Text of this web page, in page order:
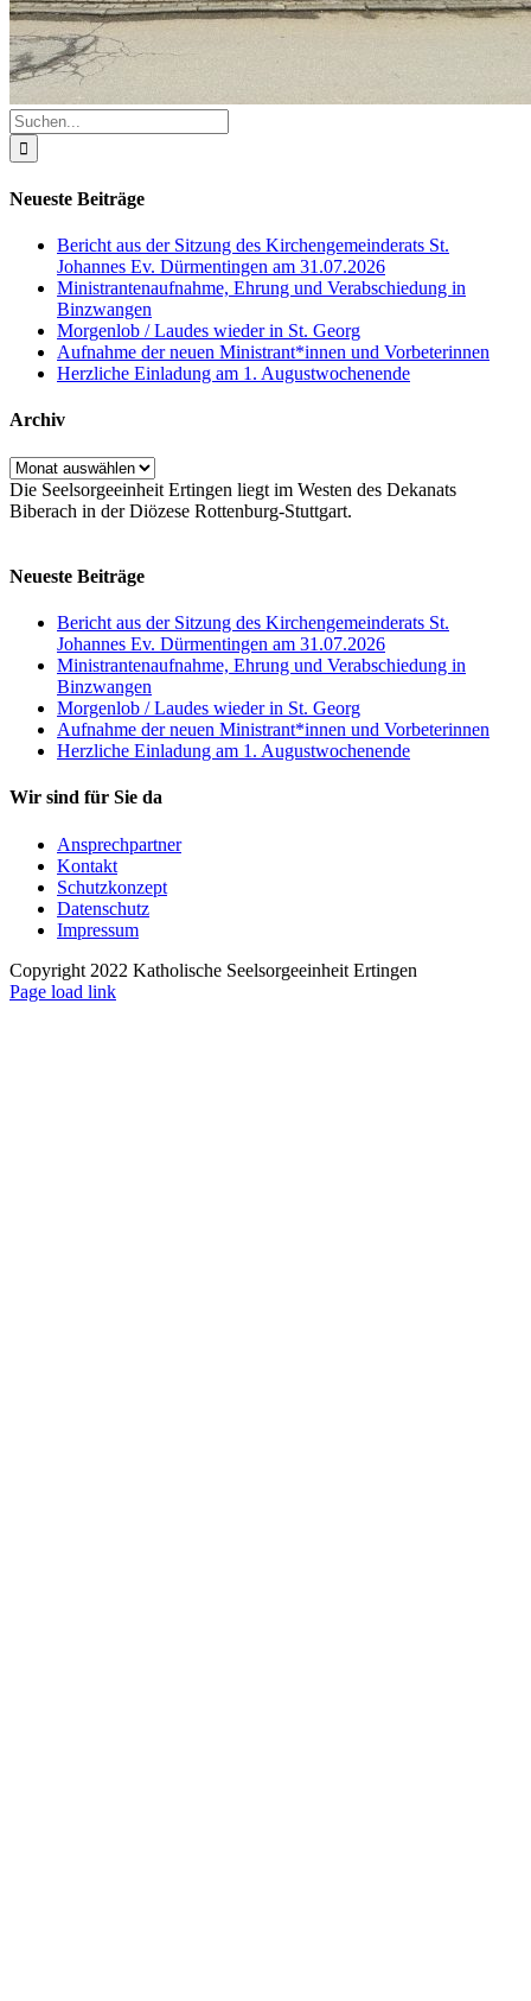
Suche
nach:
Neueste Beiträge
Bericht aus der Sitzung des Kirchengemeinderats St.
Johannes Ev. Dürmentingen am 31.07.2026
Ministrantenaufnahme, Ehrung und Verabschiedung in
Binzwangen
Morgenlob / Laudes wieder in St. Georg
Aufnahme der neuen Ministrant*innen und Vorbeterinnen
Herzliche Einladung am 1. Augustwochenende
Archiv
Archiv
Die Seelsorgeeinheit Ertingen liegt im Westen des Dekanats
Biberach in der Diözese Rottenburg-Stuttgart.
Neueste Beiträge
Bericht aus der Sitzung des Kirchengemeinderats St.
Johannes Ev. Dürmentingen am 31.07.2026
Ministrantenaufnahme, Ehrung und Verabschiedung in
Binzwangen
Morgenlob / Laudes wieder in St. Georg
Aufnahme der neuen Ministrant*innen und Vorbeterinnen
Herzliche Einladung am 1. Augustwochenende
Wir sind für Sie da
Ansprechpartner
Kontakt
Schutzkonzept
Datenschutz
Impressum
Copyright 2022 Katholische Seelsorgeeinheit Ertingen
Page load link